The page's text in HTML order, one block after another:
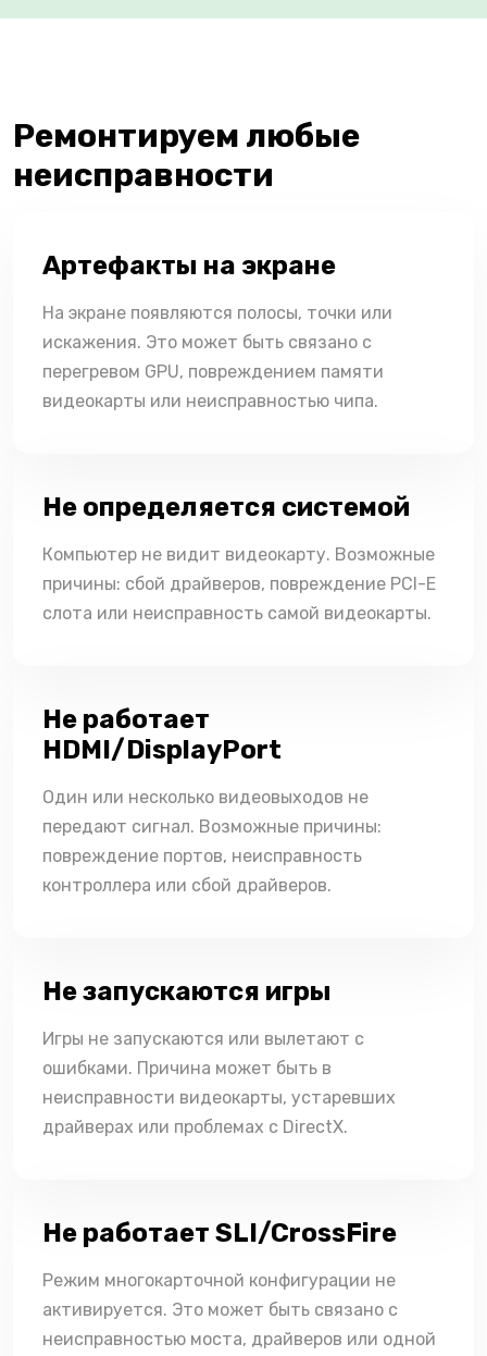
Ремонтируем любые
неисправности
Артефакты на экране
На экране появляются полосы, точки или
искажения. Это может быть связано с
перегревом GPU, повреждением памяти
видеокарты или неисправностью чипа.
Не определяется системой
Компьютер не видит видеокарту. Возможные
причины: сбой драйверов, повреждение PCI-E
слота или неисправность самой видеокарты.
Не работает
HDMI/DisplayPort
Один или несколько видеовыходов не
передают сигнал. Возможные причины:
повреждение портов, неисправность
контроллера или сбой драйверов.
Не запускаются игры
Игры не запускаются или вылетают с
ошибками. Причина может быть в
неисправности видеокарты, устаревших
драйверах или проблемах с DirectX.
Не работает SLI/CrossFire
Режим многокарточной конфигурации не
активируется. Это может быть связано с
неисправностью моста, драйверов или одной